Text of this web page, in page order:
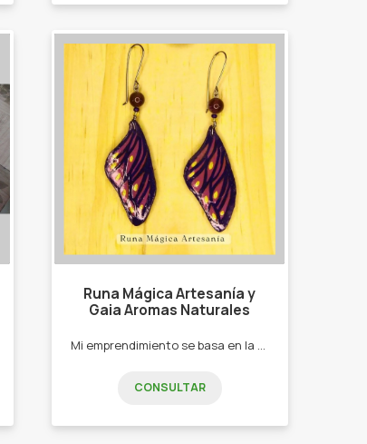
Runa Mágica Artesanía y
Gaia Aromas Naturales
Mi emprendimiento se basa en la generación de artículos útiles y bellos tanto para la persona como para el hogar, ofreciendo una gran variedad de diseños únicos; predominando la armonía ente el color, la geometría y lo natural. Además son proyectos sustentables ya que trabajo con materiales en su mayoría reciclados y productos orgánicos. -Pinturas para el hogar en formato grande y chico -Aros pintados, con plumas y cristales -Llaveros pintados a mano -Pulseras -Velas de Soja decoradas con flores naturales y en conchas de mar -Home Spray
CONSULTAR